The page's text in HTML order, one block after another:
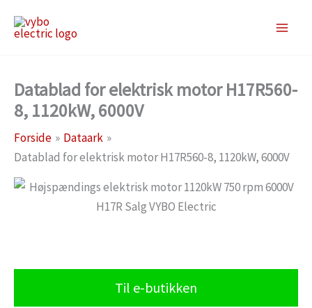
Datablad for elektrisk motor H17R560-
8, 1120kW, 6000V
Forside
Dataark
Datablad for elektrisk motor H17R560-8, 1120kW, 6000V
Til e-butikken